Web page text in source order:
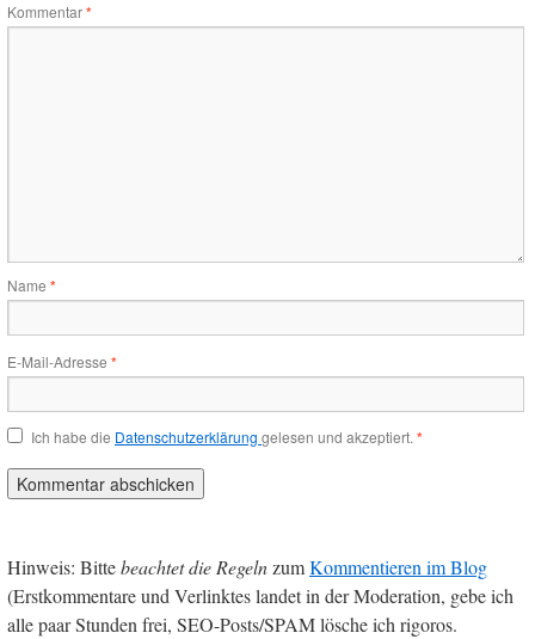
Kommentar*
Name *
E-Mail-Adresse *
Ich habe die Datenschutzerklärung gelesen und akzeptiert. *
Hinweis: Bittebeachtet die RegelnzumKommentieren im Blog
(Erstkommentare und Verlinktes landet in der Moderation, gebe ich
alle paar Stunden frei, SEO-Posts/SPAM lösche ich rigoros.